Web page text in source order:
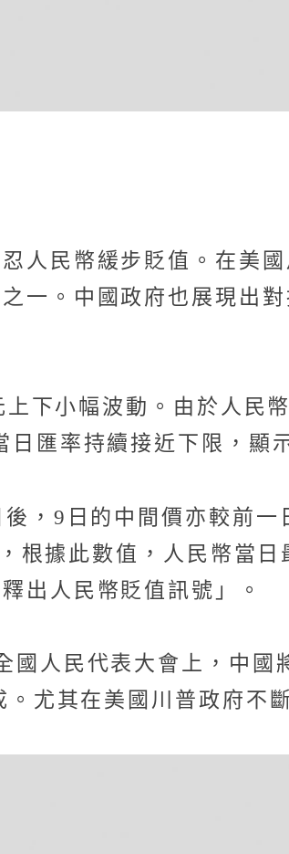
人民幣緩步貶值。在美
一。中國政府也展現出
下小幅波動。由於人民
匯率持續接近下限，顯
，9日的中間價亦較前
根據此數值，人民幣當
出人民幣貶值訊號」。
國人民代表大會上，中國
尤其在美國川普政府不